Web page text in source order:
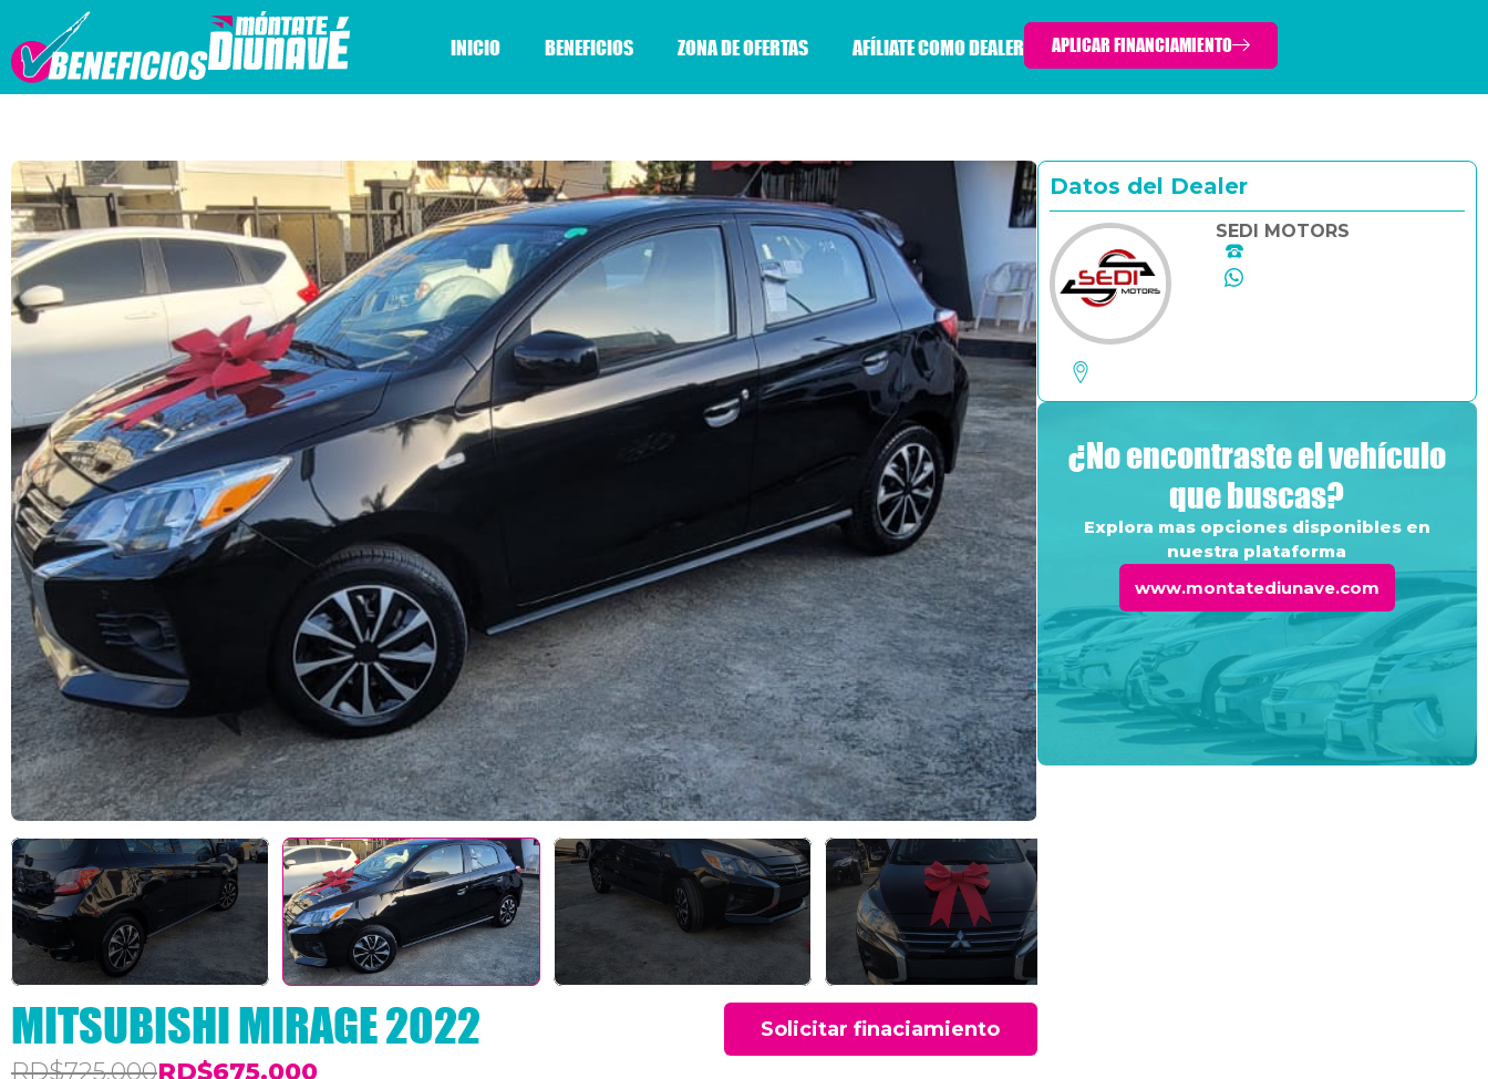
INICIO BENEFICIOS ZONA DE OFERTAS AFÍLIATE COMO DEALER APLICAR FINANCIAMIENTO
MITSUBISHI MIRAGE 2022
RD$725.000RD$675.000
Solicitar finaciamiento
Datos del Dealer
SEDI MOTORS
¿No encontraste el vehículo
que buscas?
Explora mas opciones disponibles en
nuestra plataforma
www.montatediunave.com